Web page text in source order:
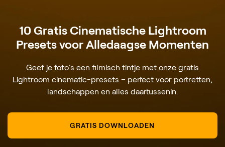
10 Gratis Cinematische Lightroom
Presets voor Alledaagse Momenten
Geef je foto's een filmisch tintje met onze gratis
Lightroom cinematic-presets – perfect voor portretten,
landschappen en alles daartussenin.
GRATIS DOWNLOADEN